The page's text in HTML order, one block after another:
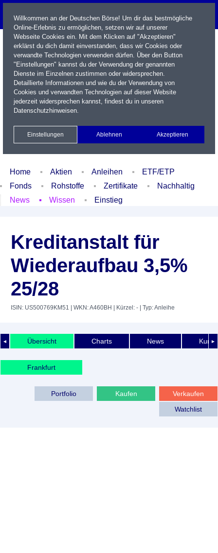
Name / WKN / ISIN / Kürzel
Xetra Realtime
Watchlist Portfolio Login
Home Aktien Anleihen
ETF/ETP
Fonds
Rohstoffe Zertifikate
Nachhaltig
News
Wissen Einstieg
Kreditanstalt für
Wiederaufbau 3,5%
25/28
ISIN: US500769KM51 | WKN: A460BH | Kürzel: - | Typ: Anleihe
◄ ►
Übersicht Charts News
Frankfurt
Verkaufen
Kaufen
Portfolio
Watchlist
Willkommen an der Deutschen Börse! Um dir das bestmögliche
Online-Erlebnis zu ermöglichen, setzen wir auf unserer
Webseite Cookies ein. Mit dem Klicken auf "Akzeptieren"
erklärst du dich damit einverstanden, dass wir Cookies oder
verwandte Technologien verwenden dürfen. Über den Button
"Einstellungen" kannst du der Verwendung der genannten
Dienste im Einzelnen zustimmen oder widersprechen.
Detaillierte Informationen und wie du der Verwendung von
Cookies und verwandten Technologien auf dieser Website
jederzeit widersprechen kannst, findest du in unseren
Datenschutzhinweisen.
Einstellungen Ablehnen Akzeptieren